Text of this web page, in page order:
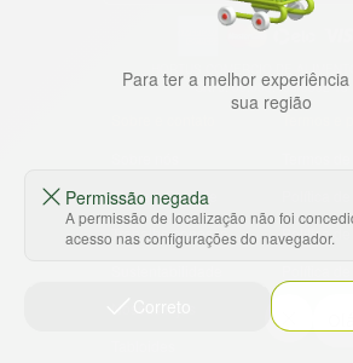
CNPJ: 09.000.493/0002-15
Ajuda e Suporte
Trabalhe conosco
Termos e
Política de
Para ter a melhor
sua região
Permissão negada
A permissão de localização não foi
acesso nas configurações do navegador.